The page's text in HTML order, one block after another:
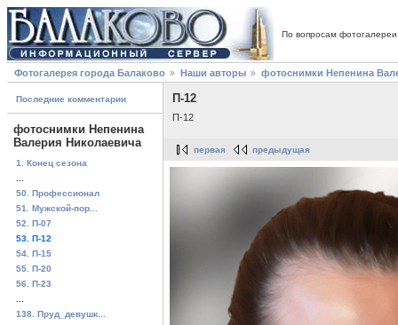
По вопросам
Фотогалерея города Балаково Наши авторы фотоснимки Непенина
Последние комментарии
фотоснимки Непенина
Валерия Николаевича
1. Конец сезона
50. Профессионал
51. Мужской-пор...
52. П-07
53. П-12
54. П-15
55. П-20
56. П-23
138. Пруд_девушк...
П-12
П-12
первая предыдущая